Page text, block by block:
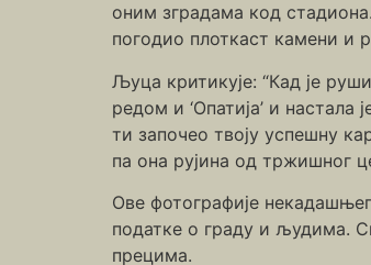
оним зградама код
погодио плоткаст камени и
Љуца критикује: “Кад је
редом и ‘Опатија’ и настала
ти започео твоју успешну
па она рујина од тржишног
Ове фотографије
податке о граду и људима.
прецима.